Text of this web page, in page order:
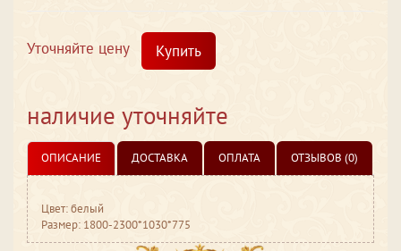
Уточняйте цену Купить
наличие уточняйте
ОПИСАНИЕ ДОСТАВКА ОПЛАТА ОТЗЫВОВ (0)
Цвет: белый
Размер: 1800-2300*1030*775